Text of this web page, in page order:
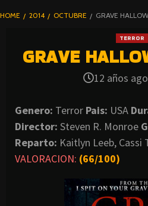
BLOGHORROR
HOME 2014 OCTUBRE GRAVE
TERROR
GRAVE
12 años ago
Genero: Terror Pais: USA
Director: Steven R. Monroe
Reparto: Kaitlyn Leeb, Cassi
VALORACION: (66/100)